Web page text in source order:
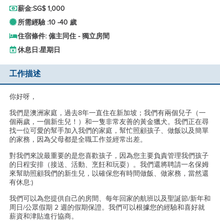
薪金:SG$ 1,000
所需經驗 :10 -40 歲
住宿條件: 僱主同住 - 獨立房間
休息日:星期日
工作描述
你好呀，
我們是澳洲家庭，過去8年一直住在新加坡；我們有兩個兒子（一
個兩歲，一個新生兒！）和一隻非常友善的黃金獵犬。我們正在尋
找一位可愛的幫手加入我們的家庭，幫忙照顧孩子、做飯以及簡單
的家務，因為父母都是全職工作並經常出差。
對我們來說最重要的是您喜歡孩子，因為您主要負責管理我們孩子
的日程安排（接送、活動、烹飪和玩耍）。我們還將聘請一名保姆
來幫助照顧我們的新生兒，以確保您有時間做飯、做家務，當然還
有休息:)
我們可以為您提供自己的房間、每年回家的航班以及聖誕節/新年和
周日/公眾假期 2 週的假期保證。我們可以根據您的經驗和喜好就
薪資和津貼進行協商。